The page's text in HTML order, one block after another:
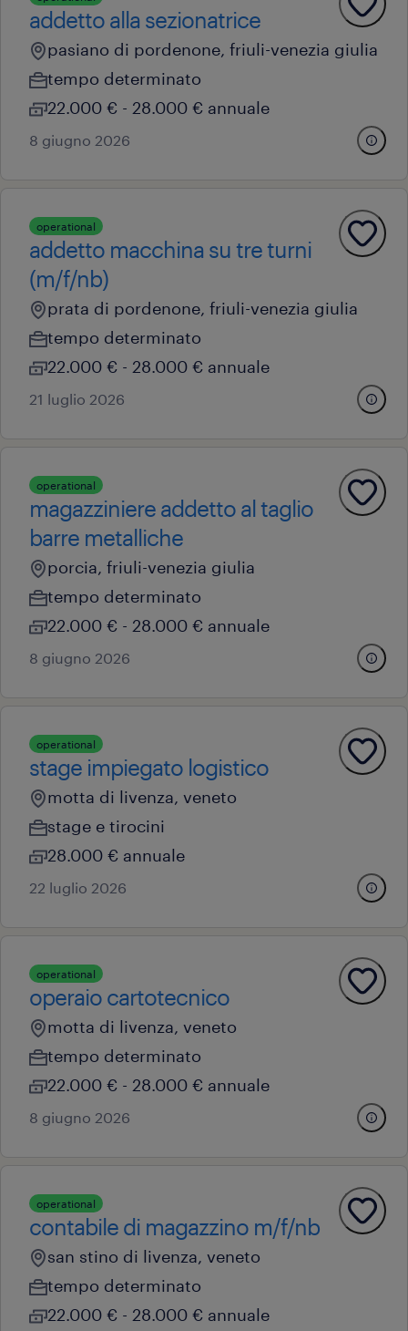
addetto alla sezionatrice
pasiano di pordenone, friuli-venezia giulia
tempo determinato
22.000 € - 28.000 € annuale
8 giugno 2026
operational
addetto macchina su tre turni
(m/f/nb)
prata di pordenone, friuli-venezia giulia
tempo determinato
22.000 € - 28.000 € annuale
21 luglio 2026
operational
magazziniere addetto al taglio
barre metalliche
porcia, friuli-venezia giulia
tempo determinato
22.000 € - 28.000 € annuale
8 giugno 2026
operational
stage impiegato logistico
motta di livenza, veneto
stage e tirocini
28.000 € annuale
22 luglio 2026
operational
operaio cartotecnico
motta di livenza, veneto
tempo determinato
22.000 € - 28.000 € annuale
8 giugno 2026
operational
contabile di magazzino m/f/nb
san stino di livenza, veneto
tempo determinato
22.000 € - 28.000 € annuale